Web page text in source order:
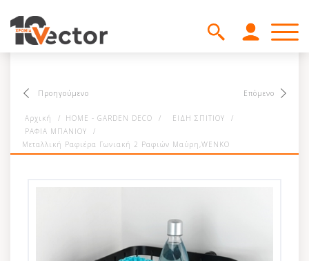
Προηγούμενο Επόμενο
Αρχική / HOME - GARDEN DECO / ΕΙΔΗ ΣΠΙΤΙΟΥ
/
ΡΑΦΙΑ ΜΠΑΝΙΟΥ
/
Μεταλλική Ραφιέρα Γωνιακή 2 Ραφιών Μαύρη,WENKO